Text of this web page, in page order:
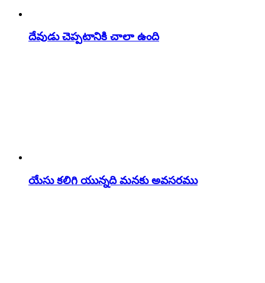
దేవుడు చెప్పటానికి చాలా ఉంది
యేసు కలిగి యున్నది మనకు అవసరము